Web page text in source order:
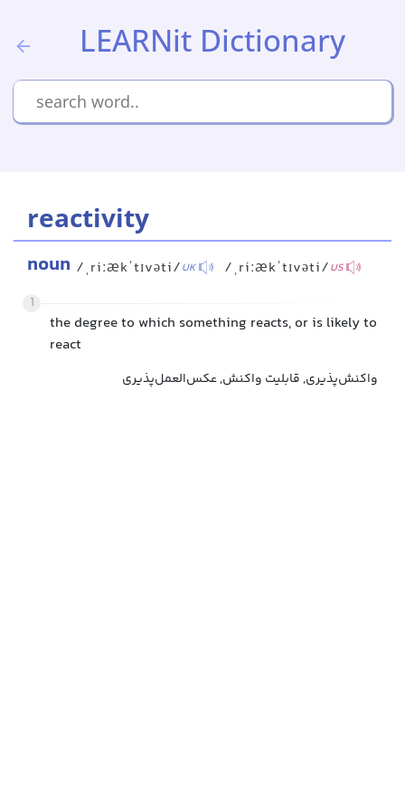
LEARNit Dictionary
reactivity
noun /ˌriːækˈtɪvəti/UK /ˌriːækˈtɪvəti/US
1
the degree to which something reacts, or is likely to
react
واکنش‌پذیری, قابلیت واکنش, عکس‌العمل‌پذیری